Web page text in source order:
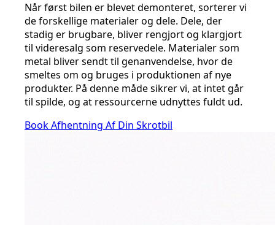
Når først bilen er blevet demonteret, sorterer vi
de forskellige materialer og dele. Dele, der
stadig er brugbare, bliver rengjort og klargjort
til videresalg som reservedele. Materialer som
metal bliver sendt til genanvendelse, hvor de
smeltes om og bruges i produktionen af nye
produkter. På denne måde sikrer vi, at intet går
til spilde, og at ressourcerne udnyttes fuldt ud.
Book Afhentning Af Din Skrotbil